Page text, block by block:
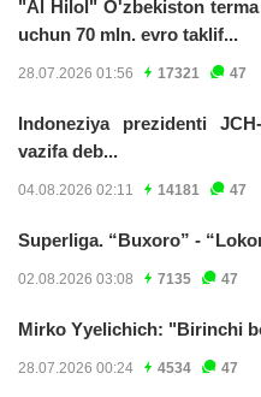
"Al Hilol" O'zbekiston
uchun 70 mln. evro taklif...
28.07.2026 01:56 17321 47
Indoneziya prezidenti
vazifa deb...
04.08.2026 02:11 14181 47
Superliga. “Buxoro” -
02.08.2026 03:08 7135 47
Mirko Yyelichich: "Birinchi
28.07.2026 00:24 4534 47